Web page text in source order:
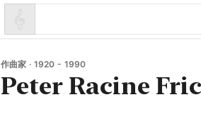
作曲家 · 1920 - 1990
Peter Racine